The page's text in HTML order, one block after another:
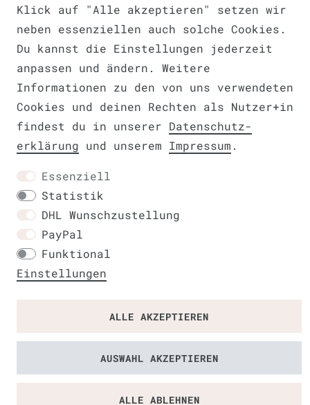
Klick auf "Alle akzeptieren" setzen wir
neben essenziellen auch solche Cookies.
Du kannst die Einstellungen jederzeit
anpassen und ändern. Weitere
Informationen zu den von uns verwendeten
Cookies und deinen Rechten als Nutzer+in
findest du in unserer Daten­schutz­
erklärung und unserem Impressum .
Essenziell
Statistik
DHL Wunschzustellung
PayPal
Funktional
Einstellungen
ALLE AKZEPTIEREN
ALLE ABLEHNEN
AUSWAHL AKZEPTIEREN
Widerrufs­recht VERTRAG WIDERRUFEN